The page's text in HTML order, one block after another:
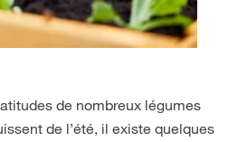
de nombreux légumes
de l’été, il existe quelques